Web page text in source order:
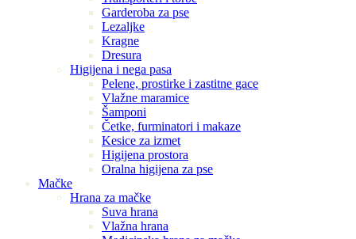
Garderoba za pse
Lezaljke
Kragne
Dresura
Higijena i nega pasa
Pelene, prostirke i zastitne gace
Vlažne maramice
Šamponi
Četke, furminatori i makaze
Kesice za izmet
Higijena prostora
Oralna higijena za pse
Mačke
Hrana za mačke
Suva hrana
Vlažna hrana